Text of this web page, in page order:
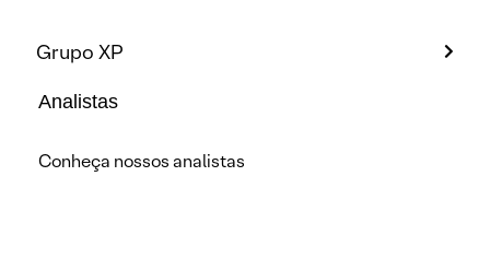
Grupo XP
Analistas
Conheça nossos analistas